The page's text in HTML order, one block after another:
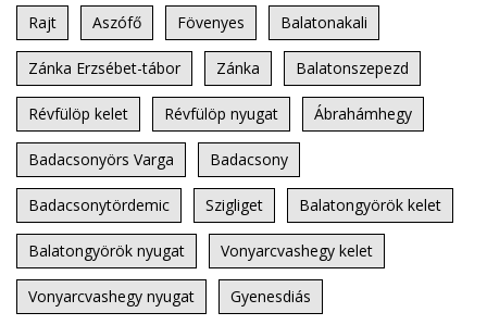
Rajt Aszófő Fövenyes Balatonakali
Zánka Erzsébet-tábor Zánka Balatonszepezd
Révfülöp kelet Révfülöp nyugat Ábrahámhegy
Badacsonyörs Varga Badacsony
Badacsonytördemic Szigliget Balatongyörök kelet
Balatongyörök nyugat Vonyarcvashegy kelet
Vonyarcvashegy nyugat Gyenesdiás